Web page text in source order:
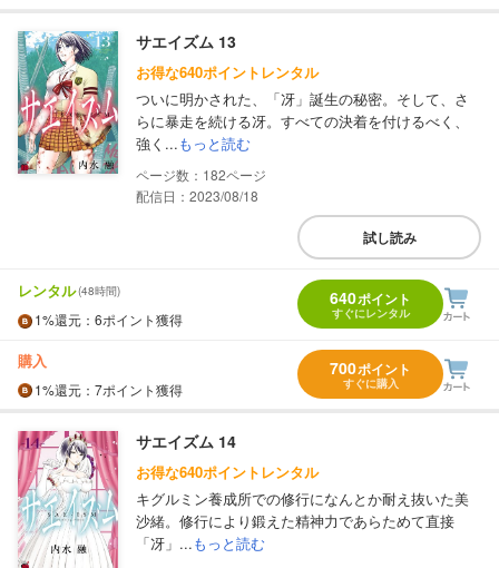
サエイズム 13
お得な640ポイントレンタル
ついに明かされた、「冴」誕生の秘密。そして、さ
らに暴走を続ける冴。すべての決着を付けるべく、
強く...もっと読む
182
配信日：2023/08/18
試し読み
レンタル(48時間)
1%還元 ：6ポイント獲得
640ポイント
すぐにレンタル
購入
1%還元 ：7ポイント獲得
700ポイント
すぐに購入
サエイズム 14
お得な640ポイントレンタル
キグルミン養成所での修行になんとか耐え抜いた美
沙緒。修行により鍛えた精神力であらためて直接
「冴」...もっと読む